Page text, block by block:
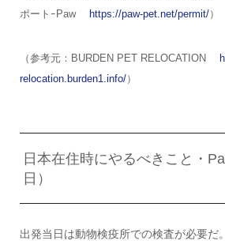
ポートｰPaw
https://paw-pet.net/permit/）
（参考元：BURDEN PET RELOCATION
relocation.burden1.info/）
日本在住時にやるべきこと・
日）
出発当日は動物検疫所での検査が必要だ